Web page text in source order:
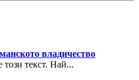
владичество
този текст. Най...